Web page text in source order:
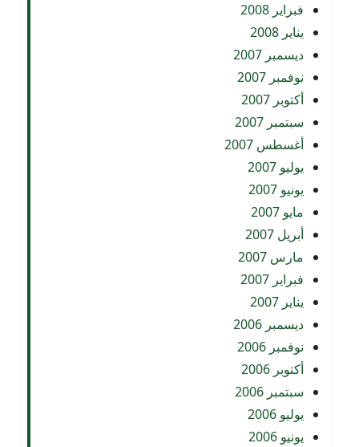
فبراير 2008
يناير 2008
ديسمبر 2007
نوفمبر 2007
أكتوبر 2007
سبتمبر 2007
أغسطس 2007
يوليو 2007
يونيو 2007
مايو 2007
أبريل 2007
مارس 2007
فبراير 2007
يناير 2007
ديسمبر 2006
نوفمبر 2006
أكتوبر 2006
سبتمبر 2006
يوليو 2006
يونيو 2006